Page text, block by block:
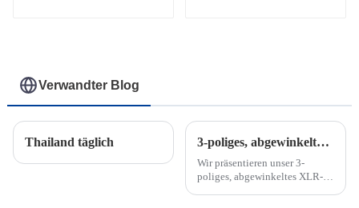
Verwandter Blog
Thailand täglich 3-poliges, abgewinkeltes XLR-Mikrofonkabel: Das ultimative Werkzeug für professionelle Audioaufnahmen
Wir präsentieren unser 3-
poliges, abgewinkeltes XLR-